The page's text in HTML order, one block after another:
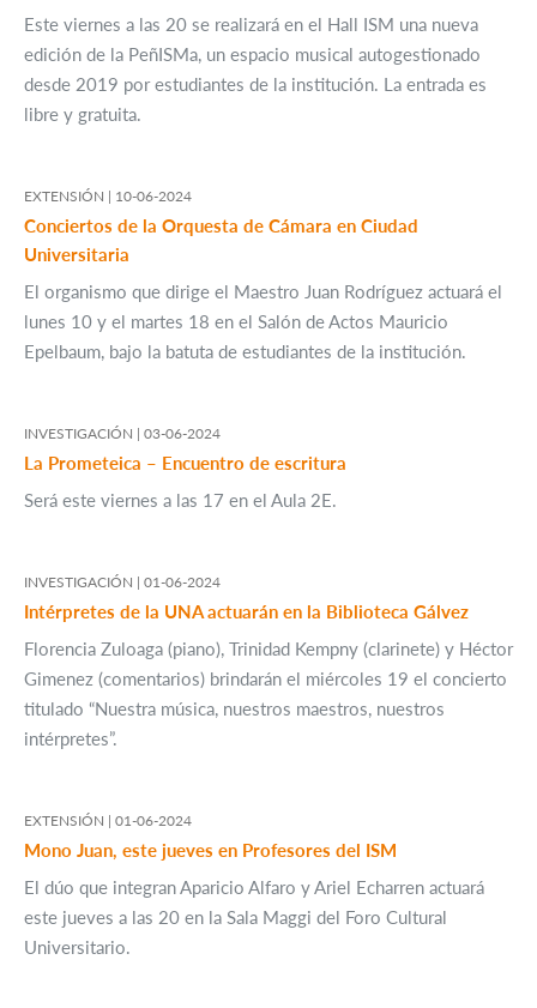
Este viernes a las 20 se realizará en el Hall ISM una nueva
edición de la PeñISMa, un espacio musical autogestionado
desde 2019 por estudiantes de la institución. La entrada es
libre y gratuita.
EXTENSIÓN | 10-06-2024
Conciertos de la Orquesta de Cámara en Ciudad
Universitaria
El organismo que dirige el Maestro Juan Rodríguez actuará el
lunes 10 y el martes 18 en el Salón de Actos Mauricio
Epelbaum, bajo la batuta de estudiantes de la institución.
INVESTIGACIÓN | 03-06-2024
La Prometeica – Encuentro de escritura
Será este viernes a las 17 en el Aula 2E.
INVESTIGACIÓN | 01-06-2024
Intérpretes de la UNA actuarán en la Biblioteca Gálvez
Florencia Zuloaga (piano), Trinidad Kempny (clarinete) y Héctor
Gimenez (comentarios) brindarán el miércoles 19 el concierto
titulado “Nuestra música, nuestros maestros, nuestros
intérpretes”.
EXTENSIÓN | 01-06-2024
Mono Juan, este jueves en Profesores del ISM
El dúo que integran Aparicio Alfaro y Ariel Echarren actuará
este jueves a las 20 en la Sala Maggi del Foro Cultural
Universitario.